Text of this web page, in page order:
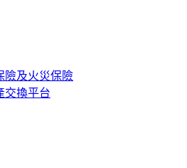
險及火災保險
交換平台